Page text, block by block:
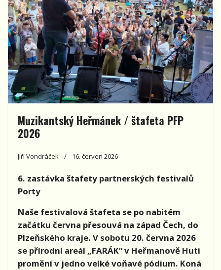
Muzikantský Heřmánek / štafeta PFP
2026
Jiří Vondráček 16. červen 2026
6. zastávka štafety partnerských festivalů
Porty
Naše festivalová štafeta se po nabitém
začátku června přesouvá na západ Čech, do
Plzeňského kraje. V sobotu 20. června 2026
se přírodní areál „FARÁK“ v Heřmanově Huti
promění v jedno velké voňavé pódium. Koná